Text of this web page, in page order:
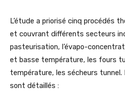
L’étude a priorisé cinq procédés
et couvrant différents secteurs
pasteurisation, l’évapo-
et basse température, les fours
température, les sécheurs tunnel.
sont détaillés :